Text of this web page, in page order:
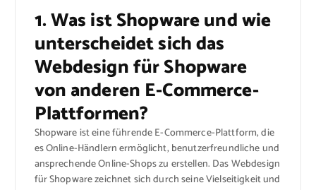
1. Was ist Shopware und wie
unterscheidet sich das
Webdesign für Shopware
von anderen E-Commerce-
Plattformen?
Shopware ist eine führende E-Commerce-Plattform, die
es Online-Händlern ermöglicht, benutzerfreundliche und
ansprechende Online-Shops zu erstellen. Das Webdesign
für Shopware zeichnet sich durch seine Vielseitigkeit und